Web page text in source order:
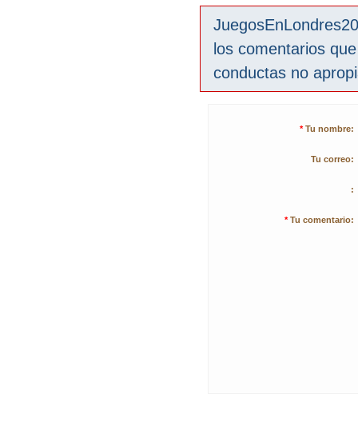
los comentarios
conductas no
* Tu nombre:
Tu correo:
:
* Tu comentario: